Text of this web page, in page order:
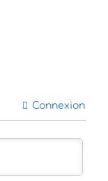
Connexion